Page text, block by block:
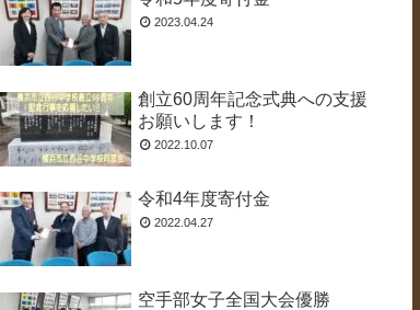
2023.04.24
創立60周年記念式典への支援
お願いします！
2022.10.07
令和4年度寄付金
2022.04.27
空手部女子全国大会優勝